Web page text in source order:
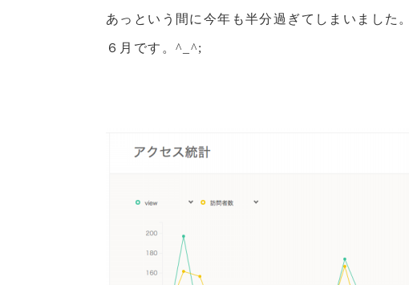
あっという間に今年も半分過ぎてしまいました。
６月です。^_^;